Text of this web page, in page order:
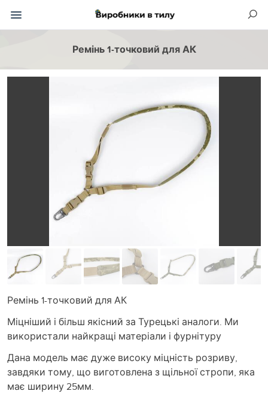
Ремінь 1-точковий для АК
Ремінь 1-точковий для АК
Міцніший і більш якісний за Турецькі аналоги. Ми
використали найкращі матеріали і фурнітуру
Дана модель має дуже високу міцність розриву,
завдяки тому, що виготовлена з щільної стропи, яка
має ширину 25мм.